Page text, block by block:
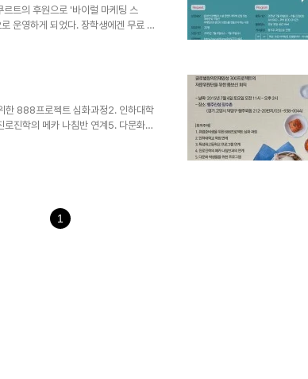
트의 후원으로 '바이럴 마케팅 스
운영하게 되었다. 장학생에겐 무료 교
게 기회를 제공하는 사회공헌의 의미
5000억 판매를 돌파하여 그 기념으
실전형 마케팅 인재로 성장할 기
한 888프로젝트 심화과정2. 인하대학
진학의 메카 나침반 연계5. 다문화
로벌창의인재양성 300프로젝트 자문
1